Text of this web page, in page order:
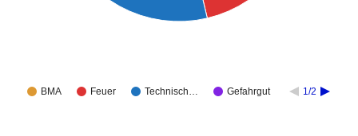
BMA Feuer Technisch… Gefahrgut 1/2